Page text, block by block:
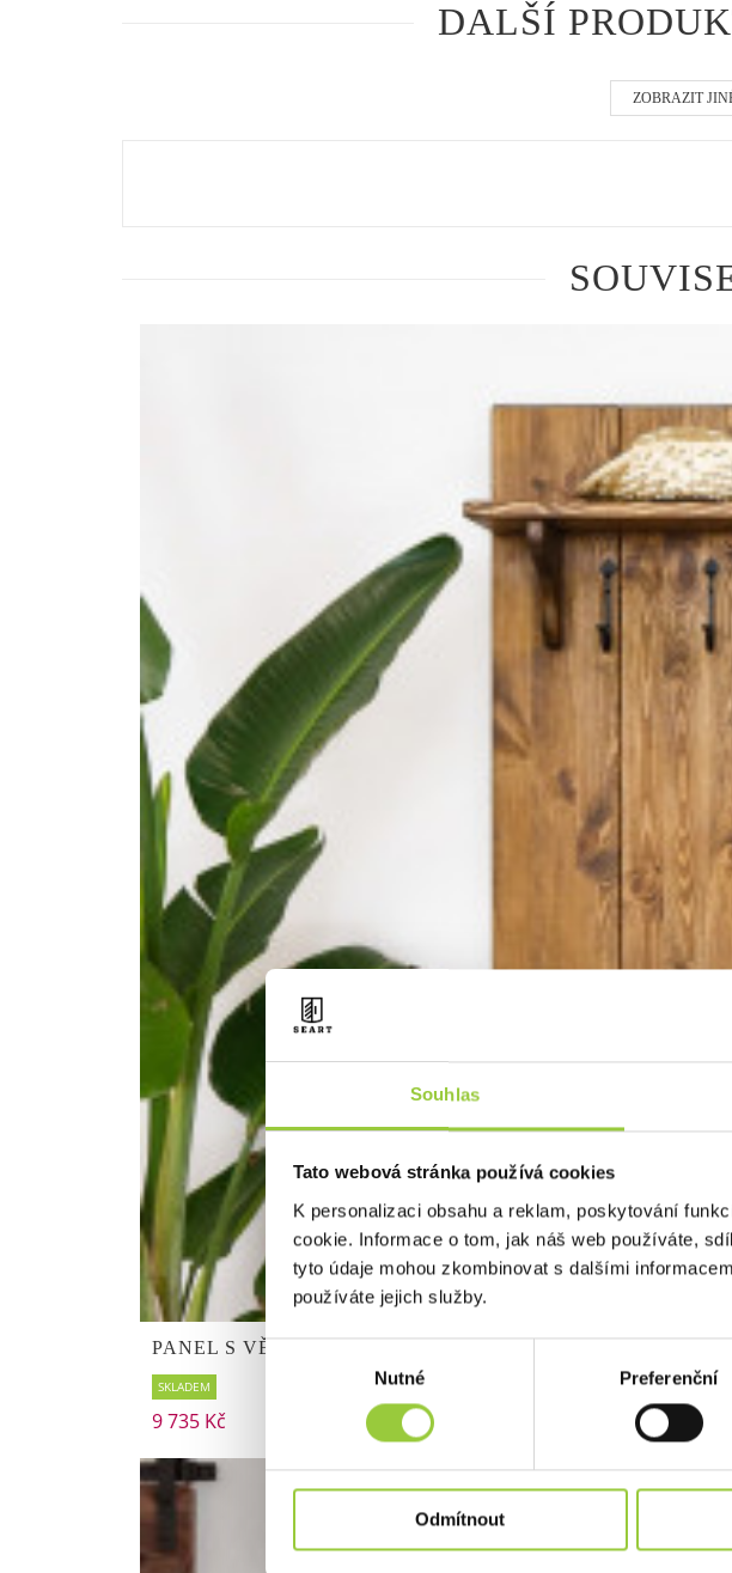
Souhlas
Tato webová stránka používá cookies
K personalizaci obsahu a reklam, poskytování
cookie. Informace o tom, jak náš web používáte,
tyto údaje mohou zkombinovat s dalšími
používáte jejich služby.
Výběr
Nutné Preferenční
Odmítnout
DALŠÍ
ZOBRAZIT
PANEL S VĚŠÁKY RUSTYK
SKLADEM
9 735 Kč